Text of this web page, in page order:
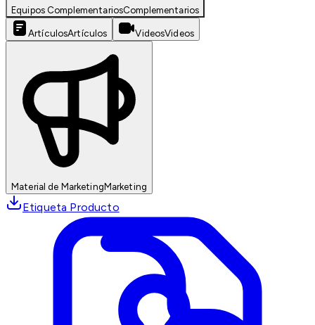
Equipos ComplementariosComplementarios
ArtículosArtículos VideosVideos
Material de MarketingMarketing
Etiqueta Producto